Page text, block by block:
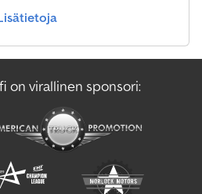
on virallinen sponsori: